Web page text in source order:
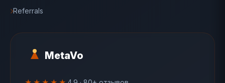
MetaVo
Referrals